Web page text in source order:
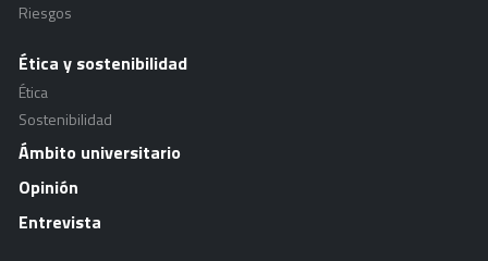
Riesgos
Ética y sostenibilidad
Ética
Sostenibilidad
Ámbito universitario
Opinión
Entrevista